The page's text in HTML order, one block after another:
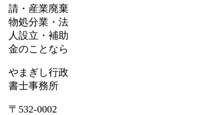
請・産業廃棄
物処分業・法
人設立・補助
金のことなら
やまぎし行政
書士事務所
〒532-0002